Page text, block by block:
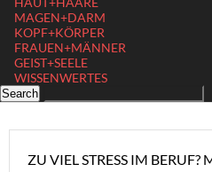
MAGEN+DARM
KOPF+KÖRPER
FRAUEN+MÄNNER
GEIST+SEELE
WISSENWERTES
ZU VIEL STRESS IM BERUF?